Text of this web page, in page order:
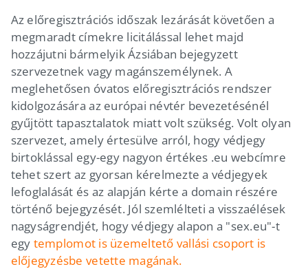
Az előregisztrációs időszak lezárását követően a
megmaradt címekre licitálással lehet majd
hozzájutni bármelyik Ázsiában bejegyzett
szervezetnek vagy magánszemélynek. A
meglehetősen óvatos előregisztrációs rendszer
kidolgozására az európai névtér bevezetésénél
gyűjtött tapasztalatok miatt volt szükség. Volt olyan
szervezet, amely értesülve arról, hogy védjegy
birtoklással egy-egy nagyon értékes .eu webcímre
tehet szert az gyorsan kérelmezte a védjegyek
lefoglalását és az alapján kérte a domain részére
történő bejegyzését. Jól szemlélteti a visszaélések
nagyságrendjét, hogy védjegy alapon a "sex.eu"-t
egy templomot is üzemeltető vallási csoport is
előjegyzésbe vetette magának.